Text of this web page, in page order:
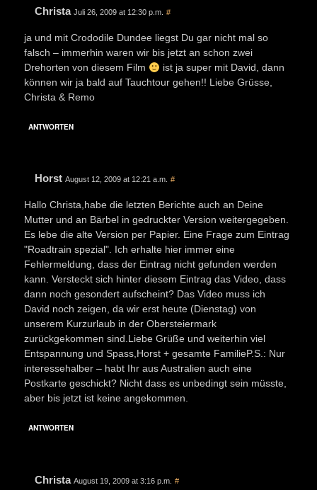
Christa Juli 26, 2009 at 12:30 p.m. #
ja und mit Crododile Dundee liegst Du gar nicht mal so
falsch – immerhin waren wir bis jetzt an schon zwei
Drehorten von diesem Film
ist ja super mit David, dann
können wir ja bald auf Tauchtour gehen!! Liebe Grüsse,
Christa & Remo
ANTWORTEN
Horst August 12, 2009 at 12:21 a.m. #
Hallo Christa,habe die letzten Berichte auch an Deine
Mutter und an Bärbel in gedruckter Version weitergegeben.
Es lebe die alte Version per Papier. Eine Frage zum Eintrag
"Roadtrain spezial". Ich erhalte hier immer eine
Fehlermeldung, dass der Eintrag nicht gefunden werden
kann. Versteckt sich hinter diesem Eintrag das Video, dass
dann noch gesondert aufscheint? Das Video muss ich
David noch zeigen, da wir erst heute (Dienstag) von
unserem Kurzurlaub in der Obersteiermark
zurückgekommen sind.Liebe Grüße und weiterhin viel
Entspannung und Spass,Horst + gesamte FamilieP.S.: Nur
interessehalber – habt Ihr aus Australien auch eine
Postkarte geschickt? Nicht dass es unbedingt sein müsste,
aber bis jetzt ist keine angekommen.
ANTWORTEN
Christa August 19, 2009 at 3:16 p.m. #